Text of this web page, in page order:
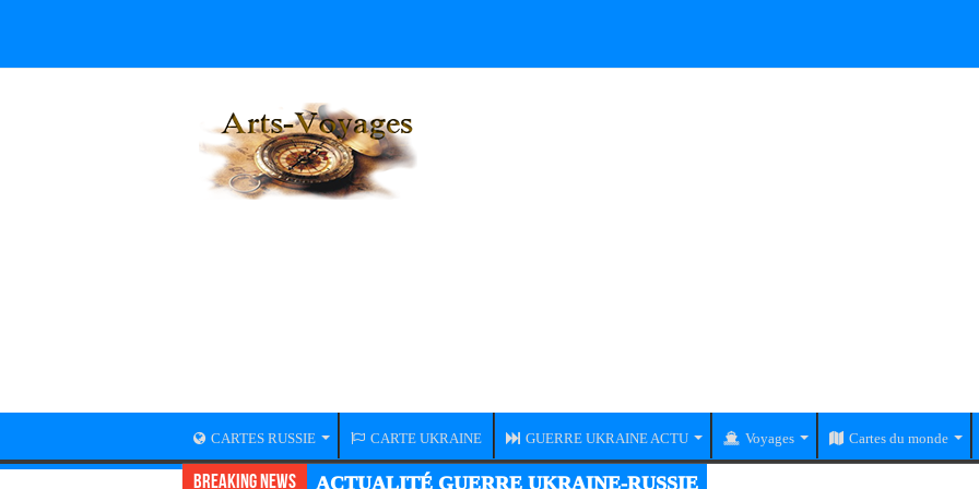
CARTES RUSSIE CARTE UKRAINE GUERRE UKRAINE ACTU Voyages Cartes du monde
Breaking News ACTUALITÉ GUERRE UKRAINE-RUSSIE